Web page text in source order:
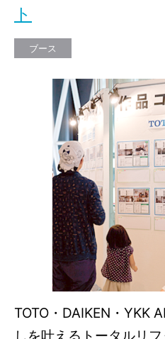
ト
ブース
TOTO・DAIKEN・YKK